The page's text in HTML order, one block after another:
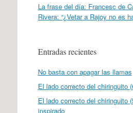
La frase del día: Francesc de
Rivera: “¿Vetar a Rajoy no es
Entradas recientes
No basta con apagar las llamas
El lado correcto del chiringuito
El lado correcto del chiringuito
inspirado